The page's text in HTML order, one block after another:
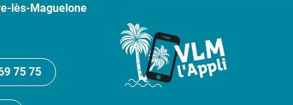
lès-Maguelone
75 75